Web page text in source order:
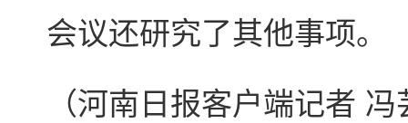
会议还研究了其他事项。
（河南日报客户端记者